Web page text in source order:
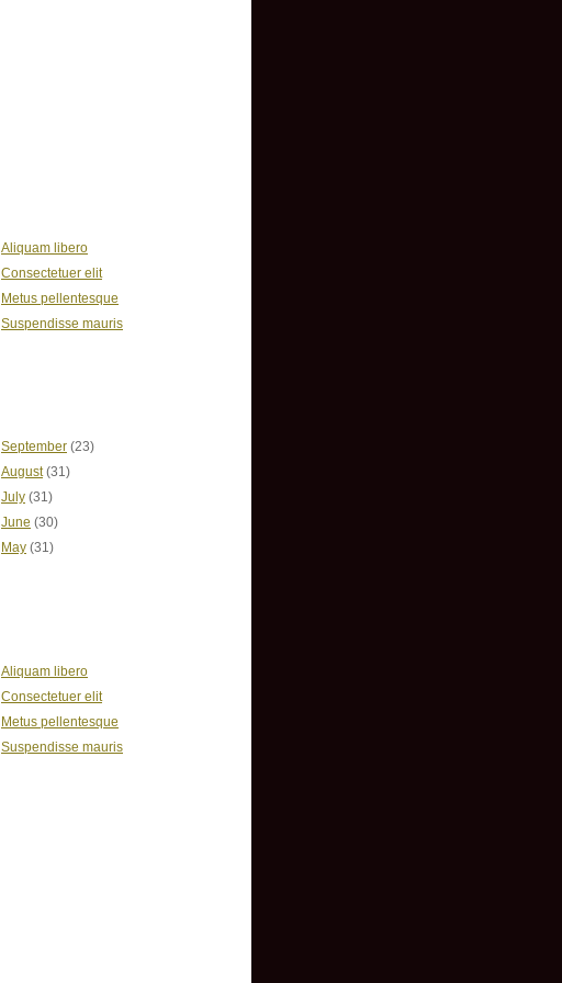
Aliquam libero
Consectetuer elit
Metus pellentesque
Suspendisse mauris
September (23)
August(31)
July (31)
June (30)
May (31)
Aliquam libero
Consectetuer elit
Metus pellentesque
Suspendisse mauris